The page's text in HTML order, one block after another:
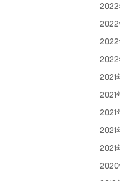
2022
2022
2022
2022
2021
2021
2021
2021
2021
2020